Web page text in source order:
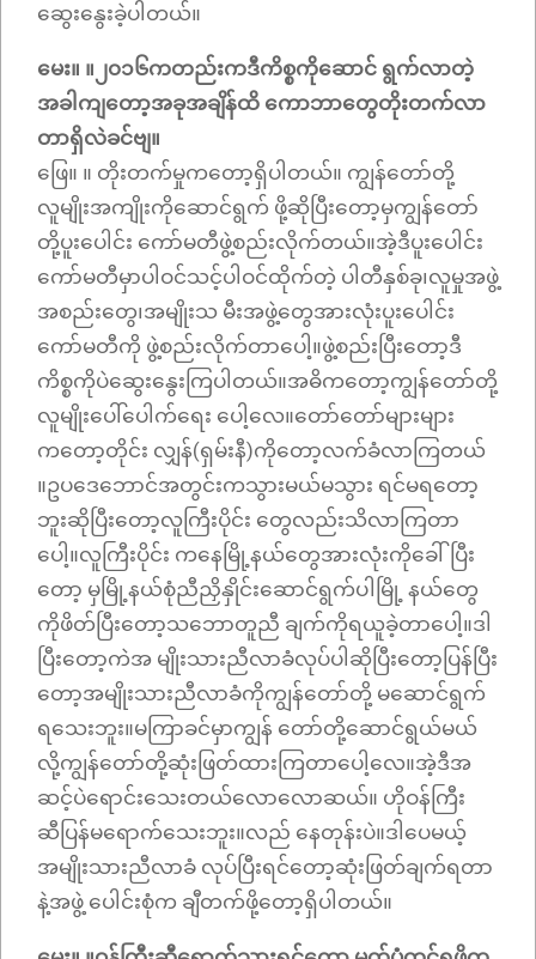
ဆွေးနွေးခဲ့ပါတယ်။
မေး။ ။၂၀၁၆ကတည်းကဒီကိစ္စကိုဆောင် ရွက်လာတဲ့
အခါကျတော့အခုအချိန်ထိ ကောဘာတွေတိုးတက်လာ
တာရှိလဲခင်ဗျ။
ဖြေ။ ။ တိုးတက်မှုကတော့ရှိပါတယ်။ ကျွန်တော်တို့
လူမျိုးအကျိုးကိုဆောင်ရွက် ဖို့ဆိုပြီးတော့မှကျွန်တော်
တို့ပူးပေါင်း ကော်မတီဖွဲ့စည်းလိုက်တယ်။အဲ့ဒီပူးပေါင်း
ကော်မတီမှာပါဝင်သင့်ပါဝင်ထိုက်တဲ့ ပါတီနှစ်ခု၊လူမှုအဖွဲ့
အစည်းတွေ၊အမျိုးသ မီးအဖွဲ့တွေအားလုံးပူးပေါင်း
ကော်မတီကို ဖွဲ့စည်းလိုက်တာပေါ့။ဖွဲ့စည်းပြီးတော့ဒီ
ကိစ္စကိုပဲဆွေးနွေးကြပါတယ်။အဓိကတော့ကျွန်တော်တို့
လူမျိုးပေါ်ပေါက်ရေး ပေါ့လေ။တော်တော်များများ
ကတော့တိုင်း လျှန်(ရှမ်းနီ)ကိုတော့လက်ခံလာကြတယ်
။ဥပဒေဘောင်အတွင်းကသွားမယ်မသွား ရင်မရတော့
ဘူးဆိုပြီးတော့လူကြီးပိုင်း တွေလည်းသိလာကြတာ
ပေါ့။လူကြီးပိုင်း ကနေမြို့နယ်တွေအားလုံးကိုခေါ်ပြီး
တော့ မှမြို့နယ်စုံညီညှိနှိုင်းဆောင်ရွက်ပါမြို့ နယ်တွေ
ကိုဖိတ်ပြီးတော့သဘောတူညီ ချက်ကိုရယူခဲ့တာပေါ့။ဒါ
ပြီးတော့ကဲအ မျိုးသားညီလာခံလုပ်ပါဆိုပြီးတော့ပြန်ပြီး
တော့အမျိုးသားညီလာခံကိုကျွန်တော်တို့ မဆောင်ရွက်
ရသေးဘူး။မကြာခင်မှာကျွန် တော်တို့ဆောင်ရွယ်မယ်
လို့ကျွန်တော်တို့ဆုံးဖြတ်ထားကြတာပေါ့လေ။အဲ့ဒီအ
ဆင့်ပဲရောင်းသေးတယ်လောလောဆယ်။ ဟိုဝန်ကြီး
ဆီပြန်မရောက်သေးဘူး။လည် နေတုန်းပဲ။ဒါပေမယ့်
အမျိုးသားညီလာခံ လုပ်ပြီးရင်တော့ဆုံးဖြတ်ချက်ရတာ
နဲ့အဖွဲ့ ပေါင်းစုံက ချီတက်ဖို့တော့ရှိပါတယ်။